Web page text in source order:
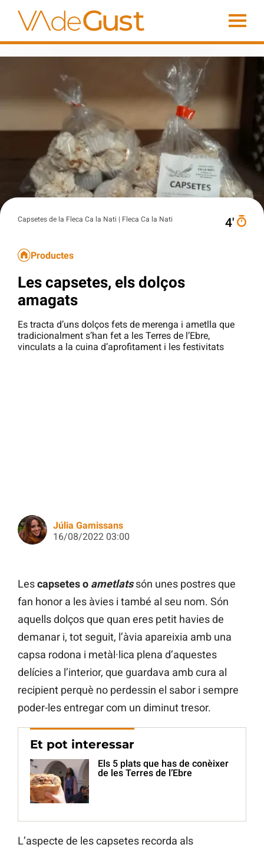
Capsetes de la Fleca Ca la Nati | Fleca Ca la Nati 4′
Productes
Les capsetes, els dolços
amagats
Es tracta d’uns dolços fets de merenga i ametlla que
tradicionalment s’han fet a les Terres de l’Ebre,
vinculats a la cuina d’aprofitament i les festivitats
Júlia Gamissans
16/08/2022 03:00
Lescapsetes o ametlatssón unes postres que
fan honor a les àvies i també al seu nom. Són
aquells dolços que quan eres petit havies de
demanar i, tot seguit, l’àvia apareixia amb una
capsa rodona i metàl·lica plena d’aquestes
delícies a l’interior, que guardava amb cura al
recipient perquè no perdessin el sabor i sempre
poder-les entregar com un diminut tresor.
Et pot interessar
Els 5 plats que has de conèixer
de les Terres de l’Ebre
L’aspecte de les capsetes recorda als